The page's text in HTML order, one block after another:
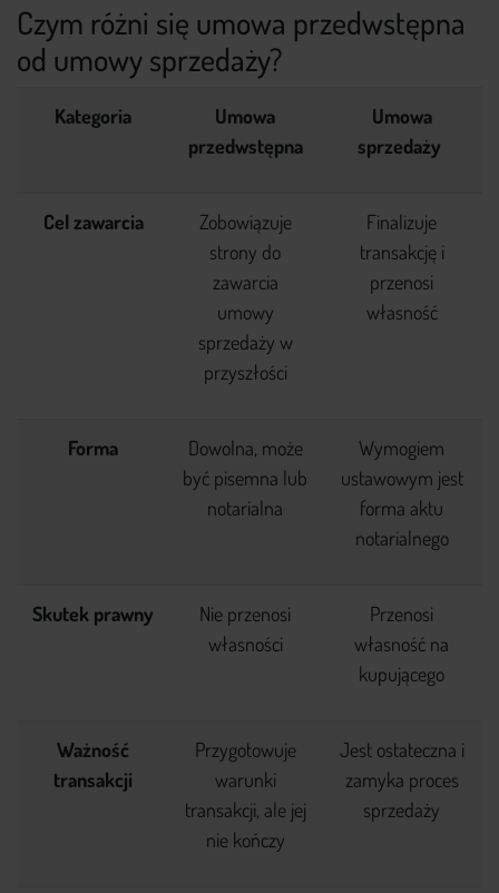
Czym różni się umowa przedwstępna
od umowy sprzedaży?
Kategoria
Umowa
przedwstępna
Umowa
sprzedaży
Cel zawarcia
Zobowiązuje
strony do
zawarcia
umowy
sprzedaży w
przyszłości
Finalizuje
transakcję i
przenosi
własność
Forma
Dowolna, może
być pisemna lub
notarialna
Wymogiem
ustawowym jest
forma aktu
notarialnego
Skutek prawny
Nie przenosi
własności
Przenosi
własność na
kupującego
Ważność
transakcji
Przygotowuje
warunki
transakcji, ale jej
nie kończy
Jest ostateczna i
zamyka proces
sprzedaży